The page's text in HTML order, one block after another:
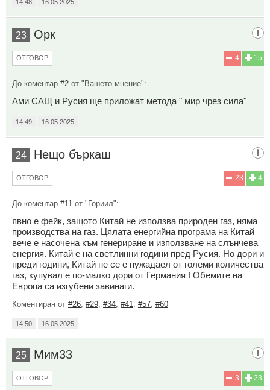
14:48 16.05.2025
23 Орк
15
4
ОТГОВОР
До коментар #2 от "Вашето мнение":
Ами САЩ и Русия ще приложат метода " мир чрез сила"
14:49 16.05.2025
24 Нещо бъркаш
4
23
ОТГОВОР
До коментар #11 от "Гориил":
явно е фейк, защото Китай не използва природен газ, няма
производства на газ. Цялата енергийна програма на Китай
вече е насочена към генериране и използване на слънчева
енергия. Китай е на светлинни години пред Русия. Но дори и
преди години, Китай не се е нужадаел от големи количества
газ, купувал е по-малко дори от Германия ! Обемите на
Европа са изгубени завинаги.
Коментиран от #26 #29 #34 #41 #57 #60
14:50 16.05.2025
25 Мим33
23
3
ОТГОВОР